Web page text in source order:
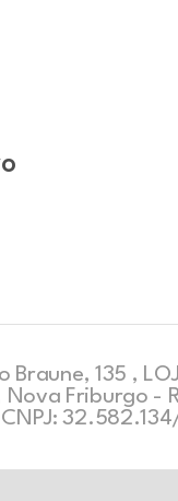
Braune, 135 ,
Friburgo -
CNPJ: